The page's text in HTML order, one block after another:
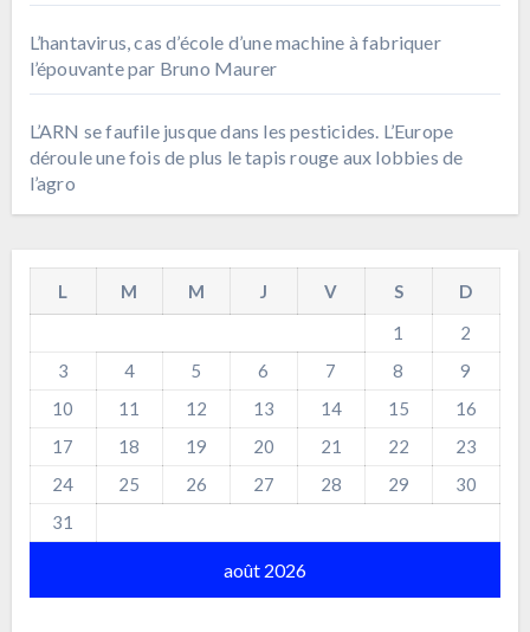
L’hantavirus, cas d’école d’une machine à fabriquer
l’épouvante par Bruno Maurer
L’ARN se faufile jusque dans les pesticides. L’Europe
déroule une fois de plus le tapis rouge aux lobbies de
l’agro
août 2026
L M M J V S
D
1
2
3
4 5 6 7 8
9
10
11 12 13 14 15
16
17
18 19 20 21 22
23
24
25 26 27 28 29
30
31